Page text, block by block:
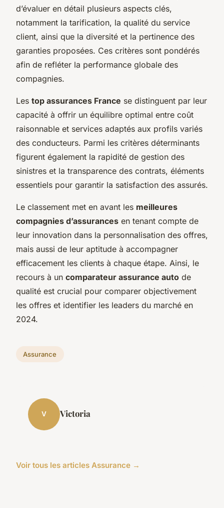
d’évaluer en détail plusieurs aspects clés,
notamment la tarification, la qualité du service
client, ainsi que la diversité et la pertinence des
garanties proposées. Ces critères sont pondérés
afin de refléter la performance globale des
compagnies.
Les top assurances France se distinguent par leur
capacité à offrir un équilibre optimal entre coût
raisonnable et services adaptés aux profils variés
des conducteurs. Parmi les critères déterminants
figurent également la rapidité de gestion des
sinistres et la transparence des contrats, éléments
essentiels pour garantir la satisfaction des assurés.
Le classement met en avant les meilleures
compagnies d’assurances en tenant compte de
leur innovation dans la personnalisation des offres,
mais aussi de leur aptitude à accompagner
efficacement les clients à chaque étape. Ainsi, le
recours à un comparateur assurance auto de
qualité est crucial pour comparer objectivement
les offres et identifier les leaders du marché en
2024.
Assurance
V Victoria
Voir tous les articles Assurance →